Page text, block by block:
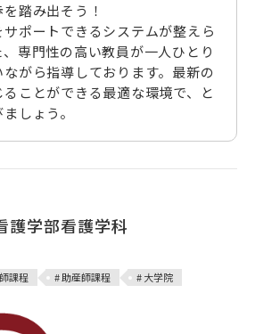
踏み出そう！
ポートできるシステムが整えら
専門性の高い教員が一人ひとり
がら指導しております。最新の
ことができる最適な環境で、と
しょう。
学部看護学科
課程 # 助産師課程 # 大学院